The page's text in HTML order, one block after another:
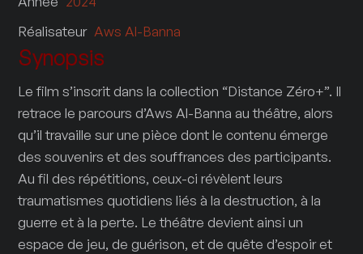
Réalisateur Aws Al-Banna
Synopsis
Le film s’inscrit dans la collection “Distance Zéro+”. Il
retrace le parcours d’Aws Al-Banna au théâtre, alors
qu’il travaille sur une pièce dont le contenu émerge
des souvenirs et des souffrances des participants.
Au fil des répétitions, ceux-ci révèlent leurs
traumatismes quotidiens liés à la destruction, à la
guerre et à la perte. Le théâtre devient ainsi un
espace de jeu, de guérison, et de quête d’espoir et